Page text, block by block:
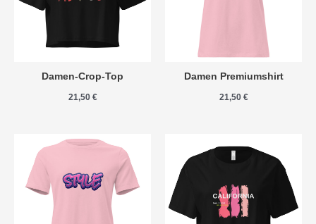
Damen-Crop-Top
21,50 €
Damen Premiumshirt
21,50 €